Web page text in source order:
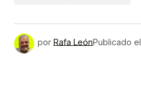
por Rafa LeónPublicado el